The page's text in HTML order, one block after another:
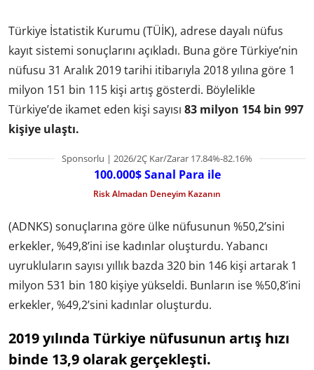
Türkiye İstatistik Kurumu (TÜİK), adrese dayalı nüfus
kayıt sistemi sonuçlarını açıkladı. Buna göre Türkiye’nin
nüfusu 31 Aralık 2019 tarihi itibarıyla 2018 yılına göre 1
milyon 151 bin 115 kişi artış gösterdi. Böylelikle
Türkiye’de ikamet eden kişi sayısı 83 milyon 154 bin 997
kişiye ulaştı.
Sponsorlu | 2026/2Ç Kar/Zarar 17.84%-82.16%
100.000$ Sanal Para ile
Risk Almadan Deneyim Kazanın
(ADNKS) sonuçlarına göre ülke nüfusunun %50,2’sini
erkekler, %49,8’ini ise kadınlar oluşturdu. Yabancı
uyrukluların sayısı yıllık bazda 320 bin 146 kişi artarak 1
milyon 531 bin 180 kişiye yükseldi. Bunların ise %50,8’ini
erkekler, %49,2’sini kadınlar oluşturdu.
2019 yılında Türkiye nüfusunun artış hızı
binde 13,9 olarak gerçekleşti.